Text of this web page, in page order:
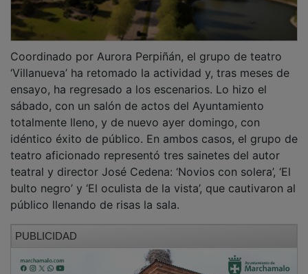
Coordinado por Aurora Perpiñán, el grupo de teatro
‘Villanueva’ ha retomado la actividad y, tras meses de
ensayo, ha regresado a los escenarios. Lo hizo el
sábado, con un salón de actos del Ayuntamiento
totalmente lleno, y de nuevo ayer domingo, con
idéntico éxito de público. En ambos casos, el grupo de
teatro aficionado representó tres sainetes del autor
teatral y director José Cedena: ‘Novios con solera’, ‘El
bulto negro’ y ‘El oculista de la vista’, que cautivaron al
público llenando de risas la sala.
PUBLICIDAD